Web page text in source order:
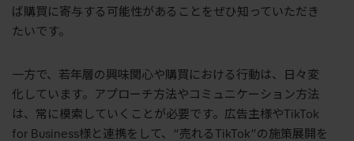
ば購買に寄与する可能性があることをぜひ知っていただき
たいです。
一方で、若年層の興味関心や購買における行動は、日々変
化しています。アプローチ方法やコミュニケーション方法
は、常に模索していくことが必要です。広告主様やTikTok
for Business様と連携をして、“売れるTikTok”の施策展開を